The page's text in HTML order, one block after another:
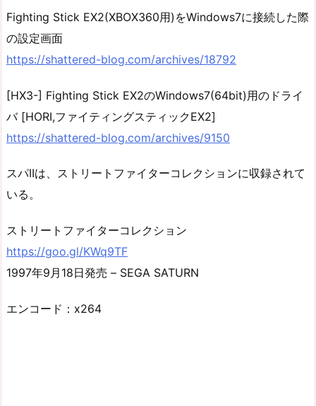
Fighting Stick EX2(XBOX360用)をWindows7に接続した際
の設定画面
https://shattered-blog.com/archives/18792
[HX3-] Fighting Stick EX2のWindows7(64bit)用のドライ
バ [HORI,ファイティングスティックEX2]
https://shattered-blog.com/archives/9150
スパIIは、ストリートファイターコレクションに収録されて
いる。
ストリートファイターコレクション
https://goo.gl/KWq9TF
1997年9月18日発売 – SEGA SATURN
エンコード：x264